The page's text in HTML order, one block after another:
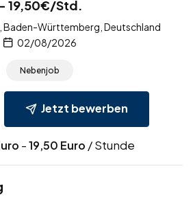
19,50€/Std.
Baden-Württemberg, Deutschland
02/08/2026
Nebenjob
Jetzt bewerben
-19,50 Euro / Stunde